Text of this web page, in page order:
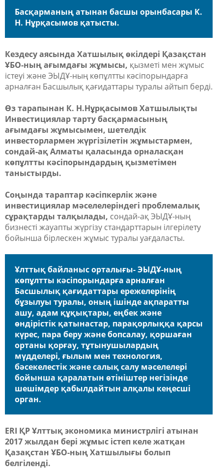
Басқарманың атынан басшы орынбасары К.
Н. Нұрқасымов қатысты.
Кездесу аясында Хатшылық өкілдері Қазақстан
ҰБО-ның ағымдағы жұмысы, қызметі мен жұмыс
істеуі және ЭЫДҰ-ның көпұлтты кәсіпорындарға
арналған Басшылық қағидаттары туралы айтып берді.
Өз тарапынан К. Н.Нұрқасымов Хатшылықты
Инвестициялар тарту басқармасының
ағымдағы жұмысымен, шетелдік
инвесторлармен жүргізілетін жұмыстармен,
сондай-ақ Алматы қаласында орналасқан
көпұлтты кәсіпорындардың қызметімен
таныстырды.
Соңында тараптар кәсіпкерлік және
инвестициялар мәселелеріндегі проблемалық
сұрақтарды талқылады, сондай-ақ ЭЫДҰ-ның
бизнесті жауапты жүргізу стандарттарын ілгерілету
бойынша бірлескен жұмыс туралы уағдаласты.
Ұлттық байланыс орталығы- ЭЫДҰ-ның
көпұлтты кәсіпорындарға арналған
Басшылық қағидаттары ережелерінің
бұзылуы туралы, оның ішінде ақпаратты
ашу, адам құқықтары, еңбек және
өндірістік қатынастар, парақорлыққа қарсы
күрес, пара беру және бопсалау, қоршаған
ортаны қорғау, тұтынушылардың
мүдделері, ғылым мен технология,
бәсекелестік және салық салу мәселелері
бойынша қаралатын өтініштер негізінде
шешімдер қабылдайтын алқалы кеңесші
орган.
ERI ҚР Ұлттық экономика министрлігі атынан
2017 жылдан бері жұмыс істеп келе жатқан
Қазақстан ҰБО-ның Хатшылығы болып
белгіленді.